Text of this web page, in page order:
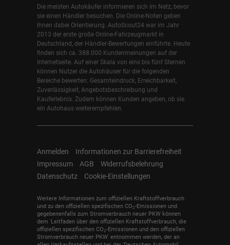
Die meisten Autokäufer informieren sich im Netz, bevor
sie einen Händler besuchen. Die Online-Noten geben
ihnen dabei Orientierung. AutoScout24 war im Jahr
2013 der erste große Online-Fahrzeugmarkt in
Deutschland, der Händler-Bewertungen einführte. Heute
finden sich ca. 388.000 Kundenmeinungen auf der
Internetseite. Auf einer Skala von eins bis fünf Sternen
können Nutzer die Autohäuser für die folgenden
Bereiche bewerten: Gesamteindruck, Erreichbarkeit,
Zuverlässigkeit, Angebotsbeschreibung und
Kauferlebnis. Zudem können Kunden angeben, ob sie
ein Autohaus weiterempfehlen.
Anmelden
Informationen zur Barrierefreiheit
Impressum
AGB
Widerrufsbelehrung
Datenschutz
Cookie-Einstellungen
Weitere Informationen zum offiziellen Kraftstoffverbrauch
und zu den offiziellen spezifischen CO2-Emissionen und
gegebenenfalls zum Stromverbrauch neuer PKW können
dem 'Leitfaden über den offiziellen Kraftstoffverbrauch, die
offiziellen spezifischen CO2-Emissionen und den offiziellen
Stromverbrauch neuer PKW' entnommen werden, der an